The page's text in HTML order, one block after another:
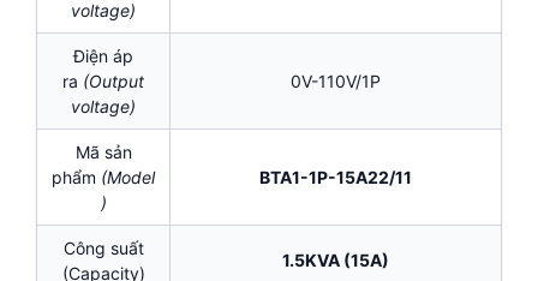
voltage)
Điện áp
ra (Output
voltage)
0V-110V/1P
Mã sản
phẩm (Model
)
BTA1-1P-15A22/11
Công suất
(Capacity)
1.5KVA (15A)